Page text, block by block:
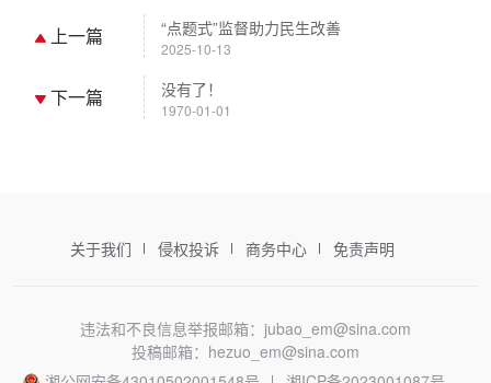
上一篇 “点题式”监督助力民生改善
2025-10-13
下一篇 没有了！
1970-01-01
关于我们 侵权投诉 商务中心 免责声明
违法和不良信息举报邮箱：jubao_em@sina.com
投稿邮箱：hezuo_em@sina.com